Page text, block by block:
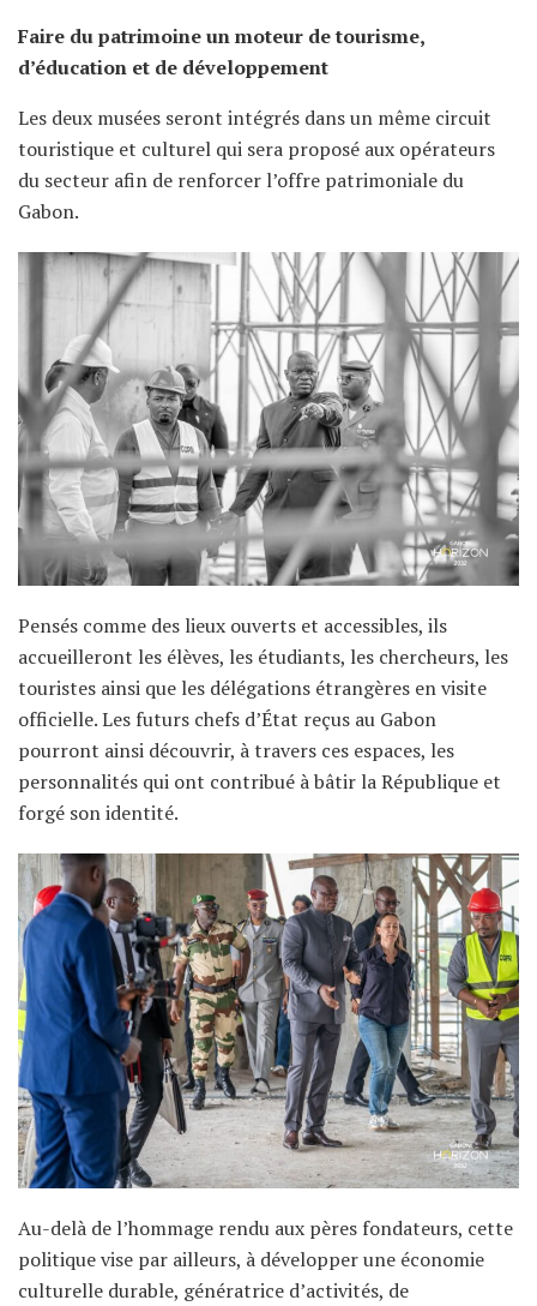
Faire du patrimoine un moteur de tourisme,
d’éducation et de développement
Les deux musées seront intégrés dans un même circuit
touristique et culturel qui sera proposé aux opérateurs
du secteur afin de renforcer l’offre patrimoniale du
Gabon.
Pensés comme des lieux ouverts et accessibles, ils
accueilleront les élèves, les étudiants, les chercheurs, les
touristes ainsi que les délégations étrangères en visite
officielle. Les futurs chefs d’État reçus au Gabon
pourront ainsi découvrir, à travers ces espaces, les
personnalités qui ont contribué à bâtir la République et
forgé son identité.
Au-delà de l’hommage rendu aux pères fondateurs, cette
politique vise par ailleurs, à développer une économie
culturelle durable, génératrice d’activités, de